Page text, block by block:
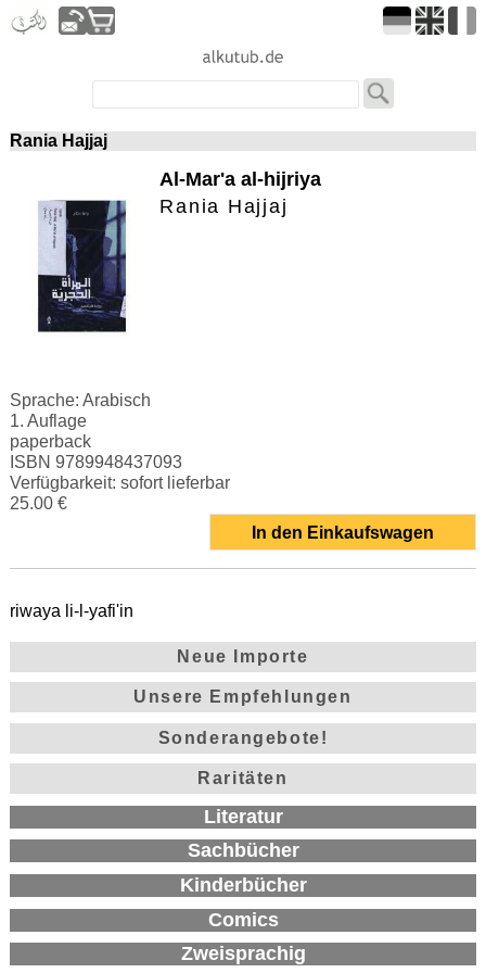
Rania Hajjaj
Al-Mar'a al-hijriya
Rania Hajjaj
Sprache: Arabisch
1. Auflage
paperback
ISBN 9789948437093
Verfügbarkeit: sofort lieferbar
25.00 €
In den Einkaufswagen
riwaya li-l-yafi'in
Neue Importe
Unsere Empfehlungen
Sonderangebote!
Raritäten
Literatur
Sachbücher
Kinderbücher
Comics
Zweisprachig